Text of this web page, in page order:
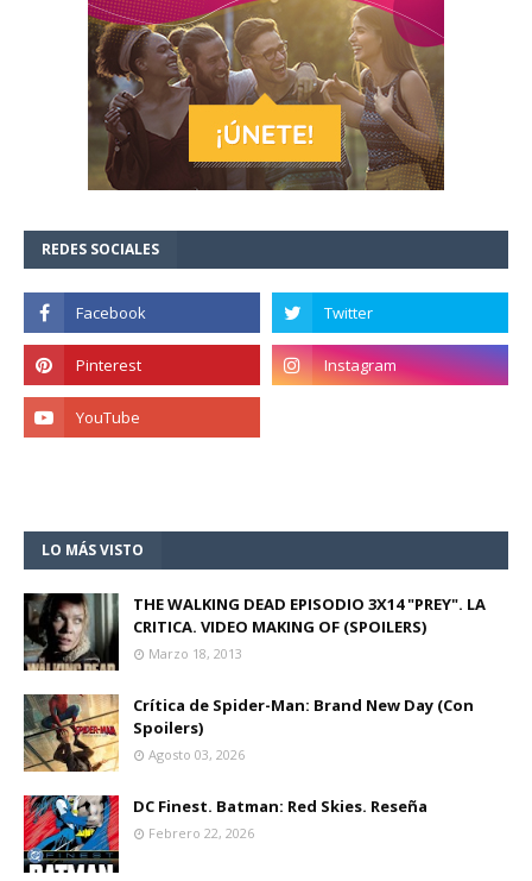
REDES SOCIALES
LO MÁS VISTO
THE WALKING DEAD EPISODIO 3X14 "PREY". LA
CRITICA. VIDEO MAKING OF (SPOILERS)
Marzo 18, 2013
Crítica de Spider-Man: Brand New Day (Con
Spoilers)
Agosto 03, 2026
DC Finest. Batman: Red Skies. Reseña
Febrero 22, 2026